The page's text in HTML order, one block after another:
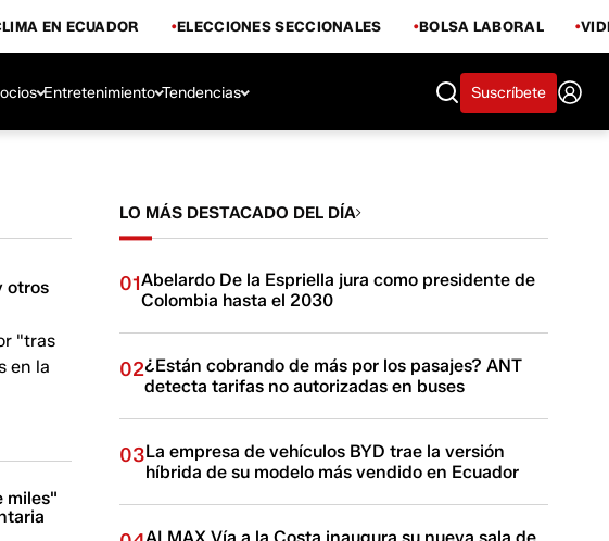
EN ECUADOR ELECCIONES SECCIONALES BOLSA LABORAL
Entretenimiento Tendencias Suscríbete
otros
"tras
en la
miles"
LO MÁS DESTACADO DEL DÍA
01Abelardo De la Espriella jura como presidente de
Colombia hasta el 2030
02¿Están cobrando de más por los pasajes? ANT
detecta tarifas no autorizadas en buses
03La empresa de vehículos BYD trae la versión
híbrida de su modelo más vendido en Ecuador